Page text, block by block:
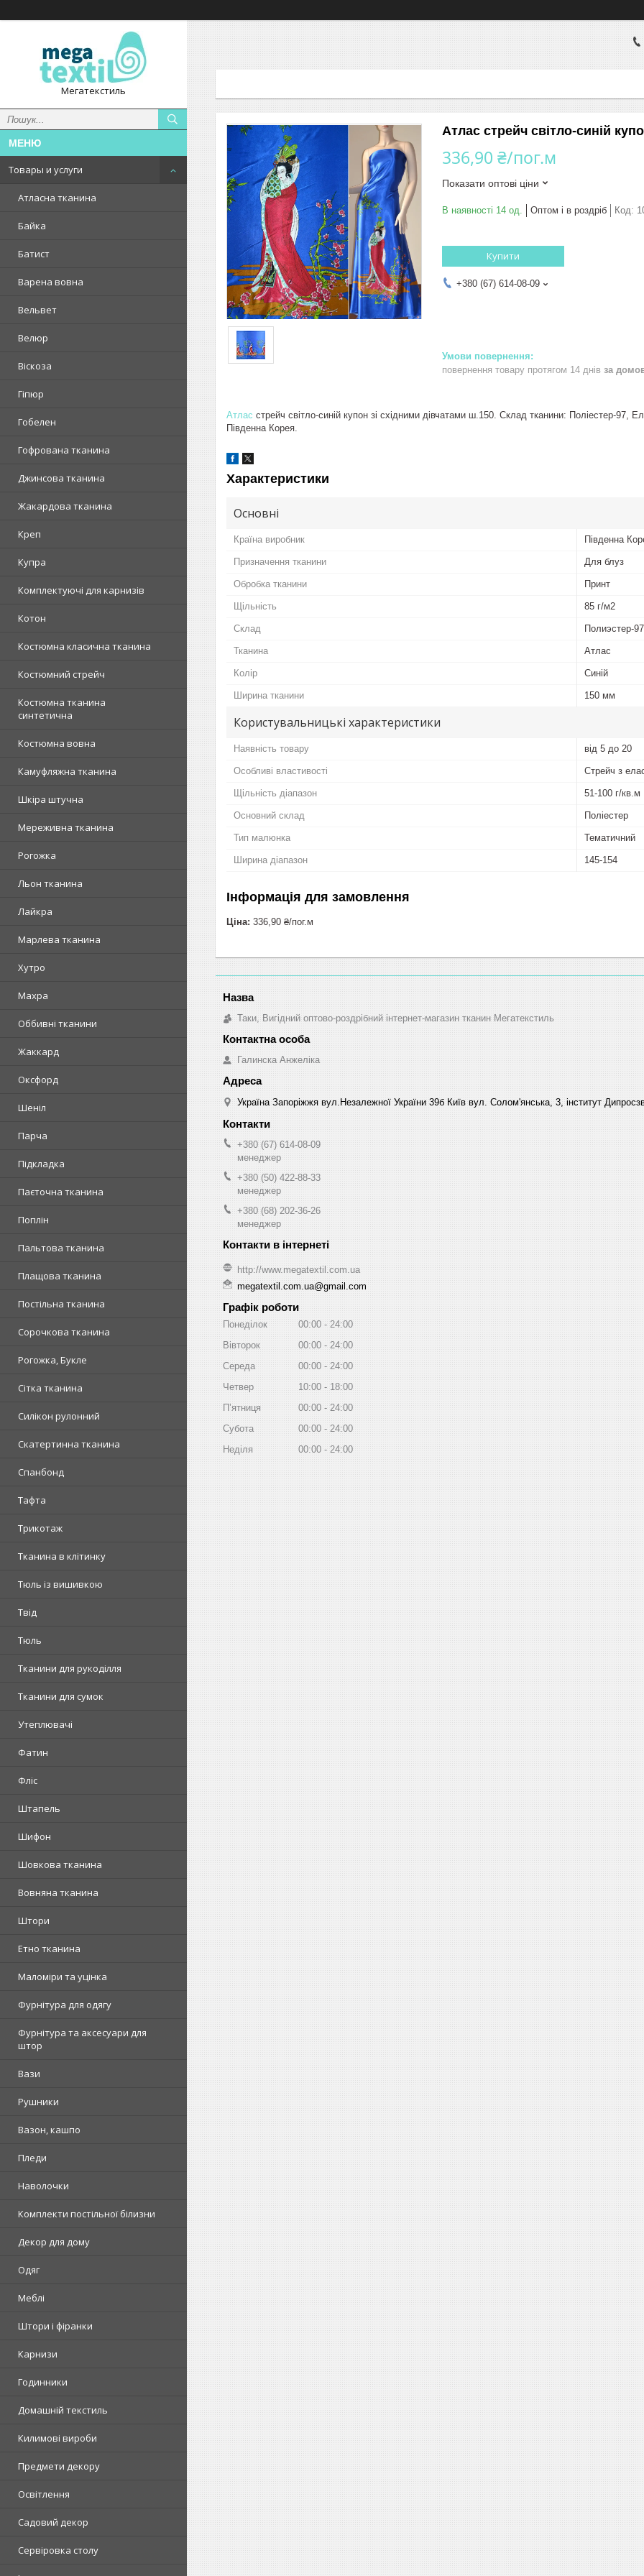
Мегатекстиль
Товары и услуги
Атласна тканина
Байка
Батист
Варена вовна
Вельвет
Велюр
Віскоза
Гіпюр
Гобелен
Гофрована тканина
Джинсова тканина
Жакардова тканина
Креп
Купра
Комплектуючі для карнизів
Котон
Костюмна класична тканина
Костюмний стрейч
Костюмна тканина
синтетична
Костюмна вовна
Камуфляжна тканина
Шкіра штучна
Мереживна тканина
Рогожка
Льон тканина
Лайкра
Марлева тканина
Хутро
Махра
Оббивні тканини
Жаккард
Оксфорд
Шеніл
Парча
Підкладка
Паєточна тканина
Поплін
Пальтова тканина
Плащова тканина
Постільна тканина
Сорочкова тканина
Рогожка, Букле
Сітка тканина
Силікон рулонний
Скатертинна тканина
Спанбонд
Тафта
Трикотаж
Тканина в клітинку
Тюль із вишивкою
Твід
Тюль
Тканини для рукоділля
Тканини для сумок
Утеплювачі
Фатин
Фліс
Штапель
Шифон
Шовкова тканина
Вовняна тканина
Штори
Етно тканина
Маломіри та уцінка
Фурнітура для одягу
Фурнітура та аксесуари для
штор
Вази
Рушники
Вазон, кашпо
Пледи
Наволочки
Комплекти постільної білизни
Декор для дому
Одяг
Меблі
Штори і фіранки
Карнизи
Годинники
Домашній текстиль
Килимові вироби
Предмети декору
Освітлення
Садовий декор
Сервіровка столу
Атлас стрейч світло-синій
336,90 ₴/пог.м
Показати оптові ціни
В наявності 14 од. Оптом і в роздріб Код:
Купити
+380 (67) 614-08-09
повернення товару протягом 14 днів за
Атлас стрейч світло-синій купон зі східними дівчатами ш.150. Склад тканини: Поліестер-97,
Південна Корея.
Характеристики
Основні
Країна виробник Південна
Призначення тканини Для блуз
Обробка тканини Принт
Щільність 85 г/м2
Склад Полиэстер-
Тканина Атлас
Колір Синій
Ширина тканини 150 мм
Користувальницькі характеристики
Наявність товару від 5 до 20
Особливі властивості Стрейч з
Щільність діапазон 51-100 г/кв.м
Основний склад Поліестер
Тип малюнка Тематичний
Ширина діапазон 145-154
Інформація для замовлення
Ціна: 336,90 ₴/пог.м
Таки, Вигідний оптово-роздрібний інтернет-магазин тканин Мегатекстиль
Галинска Анжеліка
Україна Запоріжжя вул.Незалежної України 39б Київ вул. Солом'янська, 3, інститут
+380 (67) 614-08-09
менеджер
+380 (50) 422-88-33
менеджер
+380 (68) 202-36-26
менеджер
http://www.megatextil.com.ua
megatextil.com.ua@gmail.com
Графік роботи
Понеділок 00:00
24:00
Вівторок
00:00
24:00
Середа
00:00
24:00
Четвер
10:00
18:00
Пʼятниця
00:00
24:00
Субота
00:00
24:00
Неділя
00:00 24:00